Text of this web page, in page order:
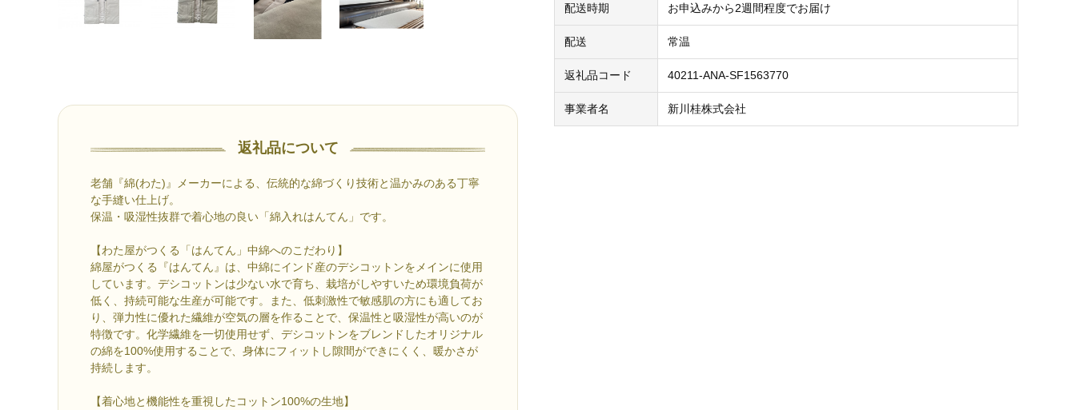
返礼品について
老舗『綿(わた)』メーカーによる、伝統的な綿づくり技術と温かみのある丁寧
な手縫い仕上げ。
保温・吸湿性抜群で着心地の良い「綿入れはんてん」です。
【わた屋がつくる「はんてん」中綿へのこだわり】
綿屋がつくる『はんてん』は、中綿にインド産のデシコットンをメインに使用
しています。デシコットンは少ない水で育ち、栽培がしやすいため環境負荷が
低く、持続可能な生産が可能です。また、低刺激性で敏感肌の方にも適してお
り、弾力性に優れた繊維が空気の層を作ることで、保温性と吸湿性が高いのが
特徴です。化学繊維を一切使用せず、デシコットンをブレンドしたオリジナル
の綿を100%使用することで、身体にフィットし隙間ができにくく、暖かさが
持続します。
【着心地と機能性を重視したコットン100%の生地】
配送時期 お申込みから2週間程度でお届け
配送 常温
返礼品コード 40211-ANA-SF1563770
事業者名 新川桂株式会社